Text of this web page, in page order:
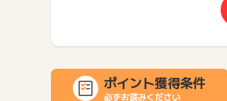
ポイント獲得条件
必ずお読みください